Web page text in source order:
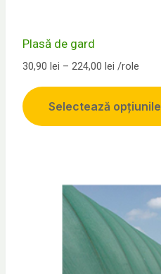
Plasă de gard
30,90 lei – 224,00 lei Interval
30,90 lei
până
/role
Selectează opțiunile